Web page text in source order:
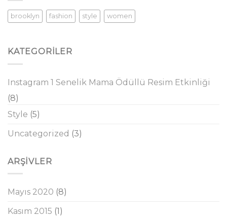
brooklyn fashion style women
KATEGORILER
Instagram 1 Senelik Mama Ödüllü Resim Etkinliği
(8)
Style (5)
Uncategorized (3)
ARŞIVLER
Mayıs 2020 (8)
Kasım 2015 (1)